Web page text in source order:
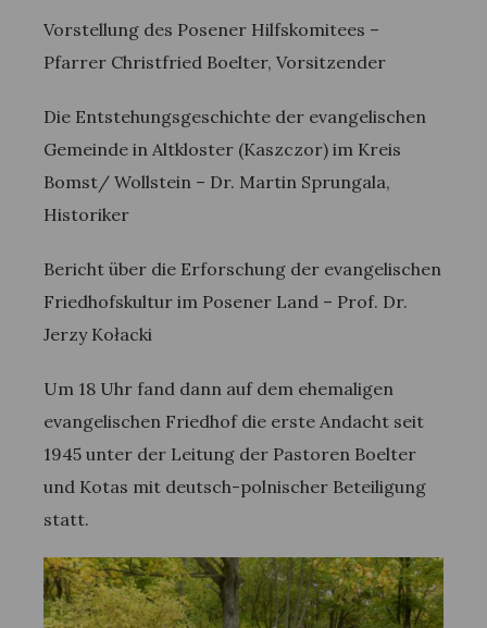
Vorstellung des Posener Hilfskomitees –
Pfarrer Christfried Boelter, Vorsitzender
Die Entstehungsgeschichte der evangelischen
Gemeinde in Altkloster (Kaszczor) im Kreis
Bomst/ Wollstein – Dr. Martin Sprungala,
Historiker
Bericht über die Erforschung der evangelischen
Friedhofskultur im Posener Land – Prof. Dr.
Jerzy Kołacki
Um 18 Uhr fand dann auf dem ehemaligen
evangelischen Friedhof die erste Andacht seit
1945 unter der Leitung der Pastoren Boelter
und Kotas mit deutsch-polnischer Beteiligung
statt.